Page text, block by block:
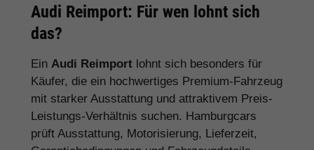
Audi Reimport: Für wen lohnt sich
das?
Ein Audi Reimport lohnt sich besonders für
Käufer, die ein hochwertiges Premium-Fahrzeug
mit starker Ausstattung und attraktivem Preis-
Leistungs-Verhältnis suchen. Hamburgcars
prüft Ausstattung, Motorisierung, Lieferzeit,